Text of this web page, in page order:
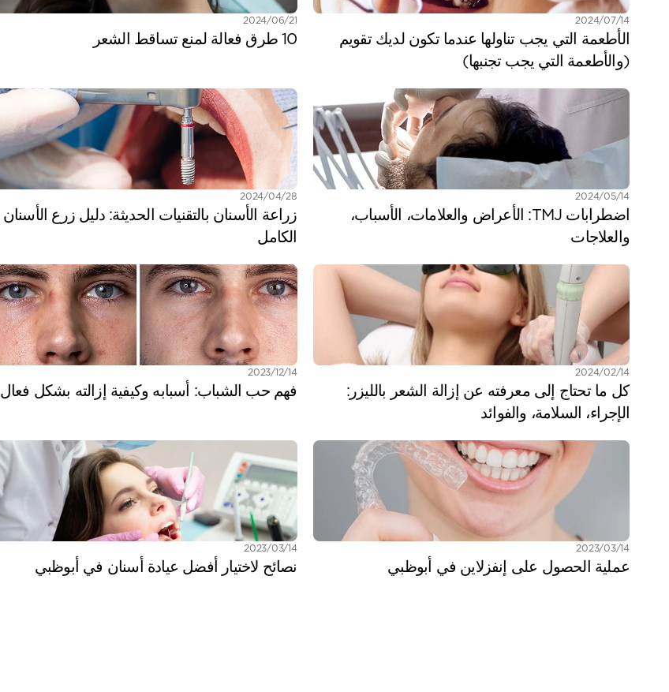
14‏/07‏/2024
(والأطعمة التي يجب تجنبها)
21‏/06‏/2024
10 طرق فعالة لمنع تساقط الشعر
14‏/05‏/2024
والعلاجات
28‏/04‏/2024
الكامل
14‏/02‏/2024
الإجراء، السلامة، والفوائد
14‏/12‏/2023
فهم حب الشباب: أسبابه وكيفية إزالته بشكل فعال
14‏/03‏/2023
عملية الحصول على إنفزلاين في أبوظبي
14‏/03‏/2023
نصائح لاختيار أفضل عيادة أسنان في أبوظبي